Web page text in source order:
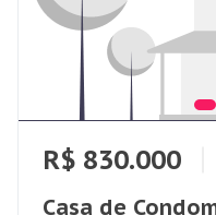
R$ 830.000
Casa de